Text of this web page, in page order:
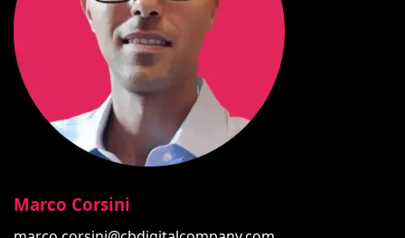
Marco Corsini